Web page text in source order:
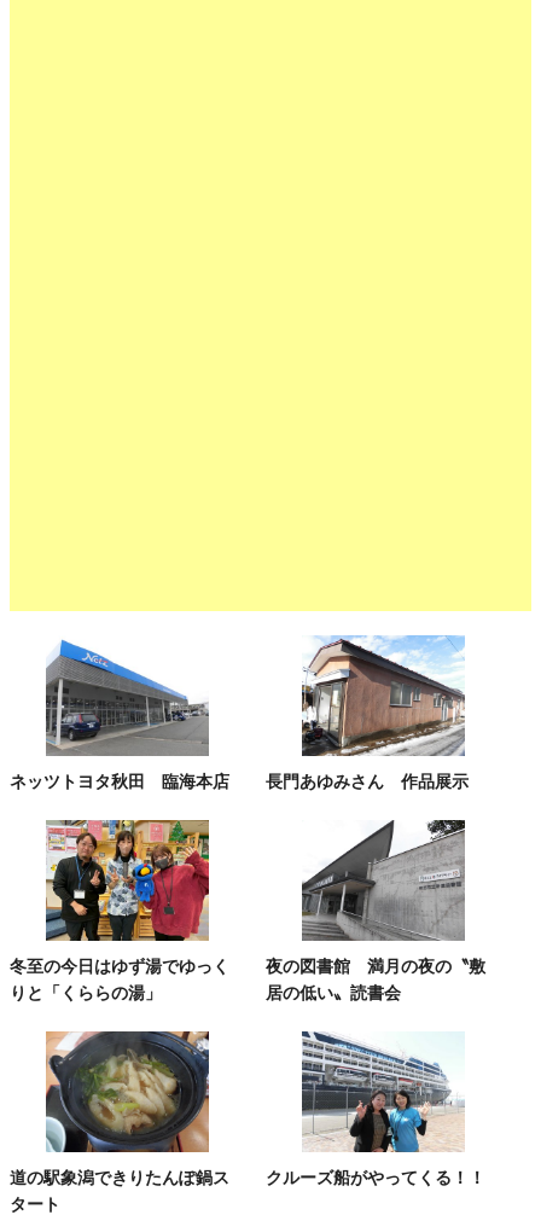
ネッツトヨタ秋田 臨海本店 長門あゆみさん 作品展示
冬至の今日はゆず湯でゆっく
りと「くららの湯」
夜の図書館 満月の夜の〝敷
居の低い〟読書会
道の駅象潟できりたんぽ鍋ス
タート
クルーズ船がやってくる！！